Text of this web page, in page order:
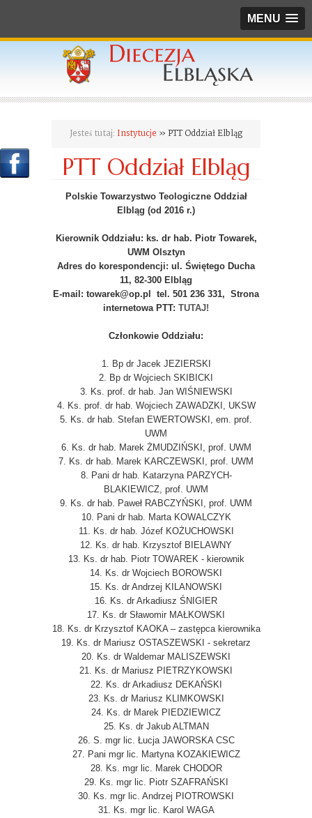
MENU
Jesteś tutaj: Instytucje » PTT Oddział Elbląg
PTT Oddział Elbląg
Polskie Towarzystwo Teologiczne Oddział
Elbląg (od 2016 r.)
Kierownik Oddziału: ks. dr hab. Piotr Towarek,
UWM Olsztyn
Adres do korespondencji: ul. Świętego Ducha
11, 82-300 Elbląg
E-mail: towarek@op.pl tel. 501 236 331, Strona
internetowa PTT: TUTAJ!
Członkowie Oddziału:
1. Bp dr Jacek JEZIERSKI
2. Bp dr Wojciech SKIBICKI
3. Ks. prof. dr hab. Jan WIŚNIEWSKI
4. Ks. prof. dr hab. Wojciech ZAWADZKI, UKSW
5. Ks. dr hab. Stefan EWERTOWSKI, em. prof.
UWM
6. Ks. dr hab. Marek ŻMUDZIŃSKI, prof. UWM
7. Ks. dr hab. Marek KARCZEWSKI, prof. UWM
8. Pani dr hab. Katarzyna PARZYCH-
BLAKIEWICZ, prof. UWM
9. Ks. dr hab. Paweł RABCZYŃSKI, prof. UWM
10. Pani dr hab. Marta KOWALCZYK
11. Ks. dr hab. Józef KOŻUCHOWSKI
12. Ks. dr hab. Krzysztof BIELAWNY
13. Ks. dr hab. Piotr TOWAREK - kierownik
14. Ks. dr Wojciech BOROWSKI
15. Ks. dr Andrzej KILANOWSKI
16. Ks. dr Arkadiusz ŚNIGIER
17. Ks. dr Sławomir MAŁKOWSKI
18. Ks. dr Krzysztof KAOKA – zastępca kierownika
19. Ks. dr Mariusz OSTASZEWSKI - sekretarz
20. Ks. dr Waldemar MALISZEWSKI
21. Ks. dr Mariusz PIETRZYKOWSKI
22. Ks. dr Arkadiusz DEKAŃSKI
23. Ks. dr Mariusz KLIMKOWSKI
24. Ks. dr Marek PIEDZIEWICZ
25. Ks. dr Jakub ALTMAN
26. S. mgr lic. Łucja JAWORSKA CSC
27. Pani mgr lic. Martyna KOZAKIEWICZ
28. Ks. mgr lic. Marek CHODOR
29. Ks. mgr lic. Piotr SZAFRAŃSKI
30. Ks. mgr lic. Andrzej PIOTROWSKI
31. Ks. mgr lic. Karol WAGA